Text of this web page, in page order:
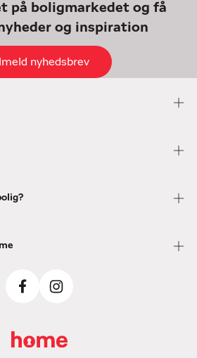
på boligmarkedet og få
og inspiration
nyhedsbrev